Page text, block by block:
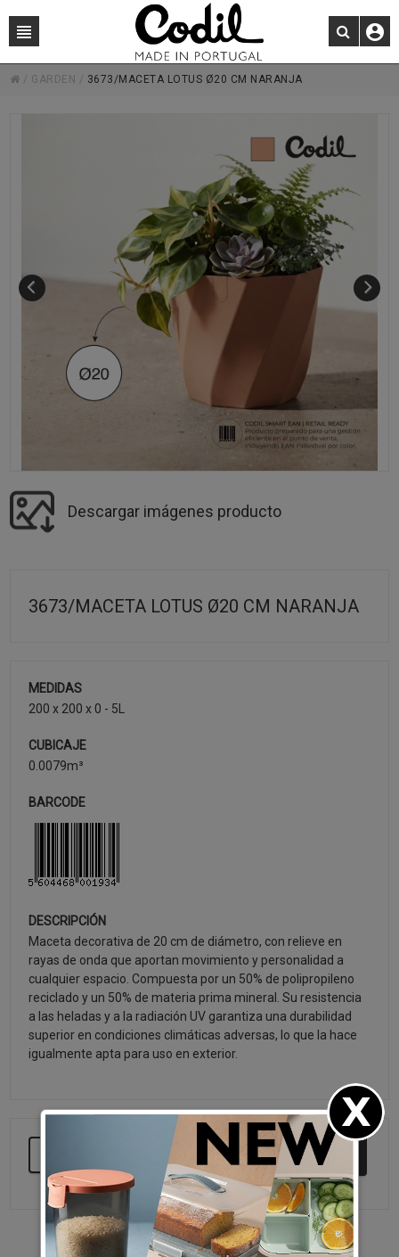
/ GARDEN / 3673/MACETA LOTUS Ø20 CM NARANJA
Descargar imágenes producto
3673/MACETA LOTUS Ø20 CM NARANJA
MEDIDAS
200 x 200 x 0 - 5L
CUBICAJE
0.0079m³
BARCODE
DESCRIPCIÓN
Maceta decorativa de 20 cm de diámetro, con relieve en
rayas de onda que aportan movimiento y personalidad a
cualquier espacio. Compuesta por un 50% de polipropileno
reciclado y un 50% de materia prima mineral. Su resistencia
a las heladas y a la radiación UV garantiza una durabilidad
superior en condiciones climáticas adversas, lo que la hace
igualmente apta para uso en exterior.
SEGUIR COMPRANDO